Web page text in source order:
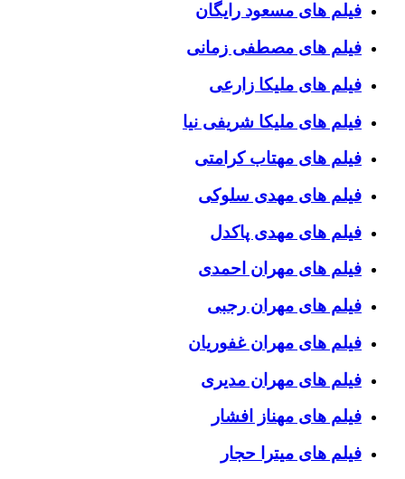
فیلم های مسعود رایگان
فیلم های مصطفی زمانی
فیلم های ملیکا زارعی
فیلم های ملیکا شریفی نیا
فیلم های مهتاب کرامتی
فیلم های مهدی سلوکی
فیلم های مهدی پاکدل
فیلم های مهران احمدی
فیلم های مهران رجبی
فیلم های مهران غفوریان
فیلم های مهران مدیری
فیلم های مهناز افشار
فیلم های میترا حجار